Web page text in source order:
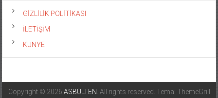
GİZLİLİK POLİTİKASI
İLETİŞİM
KÜNYE
Copyright © 2026 ASBÜLTEN . All rights reserved. Tema: ThemeGrill